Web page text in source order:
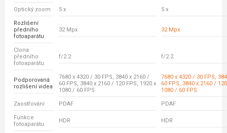
Optický zoom 5 x 5 x
Rozlišení
předního
fotoaparátu
32 Mpx 32 Mpx
Clona
předního
fotoaparátu
f/2.2 f/2.2
Podporovaná
rozlišení videa
7680 x 4320 / 30 FPS, 3840 x 2160 /
60 FPS, 3840 x 2160 / 120 FPS, 1920 x
1080 / 60 FPS
7680 x 4320 / 30 FPS,
60 FPS, 3840 x 2160 /
1080 / 60 FPS
Zaostřování PDAF PDAF
Funkce
fotoaparátu
HDR HDR